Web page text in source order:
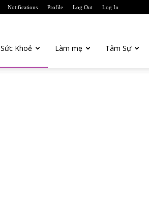
Notifications Profile Log Out Log In
Sức Khoẻ Làm mẹ Tâm Sự